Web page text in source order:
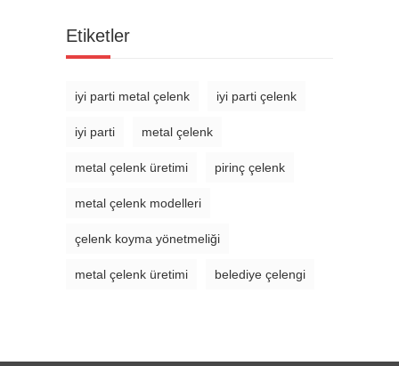
Etiketler
iyi parti metal çelenk iyi parti çelenk
iyi parti metal çelenk
metal çelenk üretimi pirinç çelenk
metal çelenk modelleri
çelenk koyma yönetmeliği
metal çelenk üretimi belediye çelengi